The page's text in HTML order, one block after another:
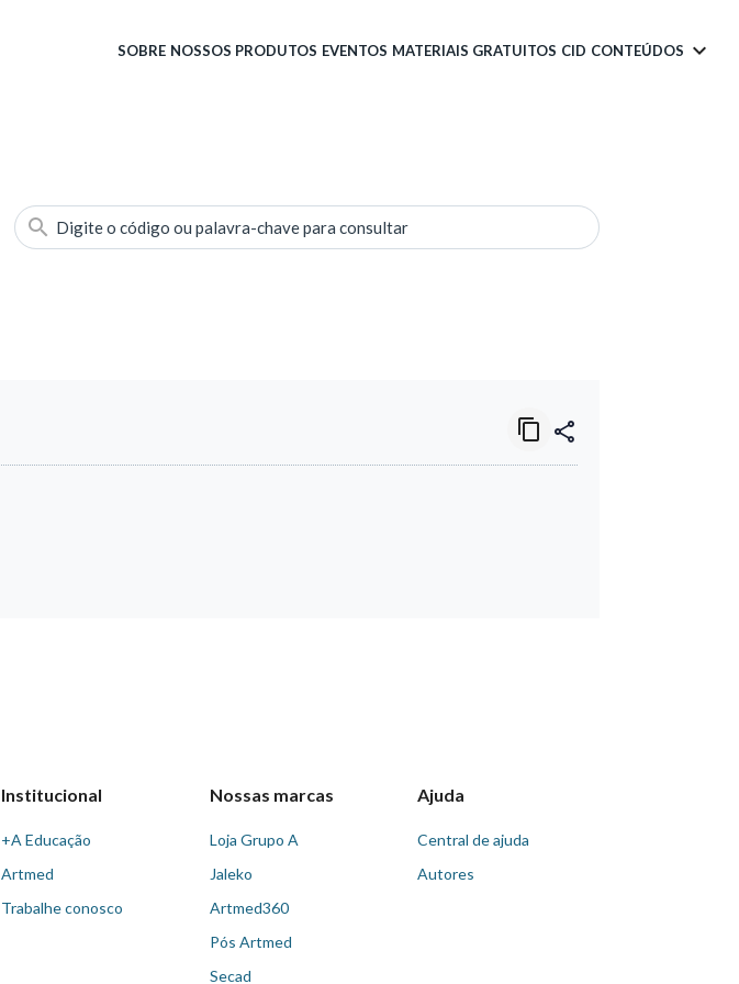
SOBRE NOSSOS PRODUTOS EVENTOS MATERIAIS GRATUITOS CID CONTEÚDOS
Digite o código ou palavra-chave para consultar
Institucional
+A Educação
Artmed
Trabalhe conosco
Nossas marcas
Loja Grupo A
Jaleko
Artmed360
Pós Artmed
Secad
Ajuda
Central de ajuda
Autores